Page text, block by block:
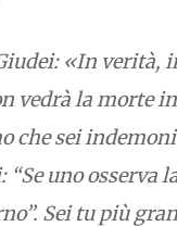
«In verità,
vedrà la morte
che sei
uno osserva
Sei tu più